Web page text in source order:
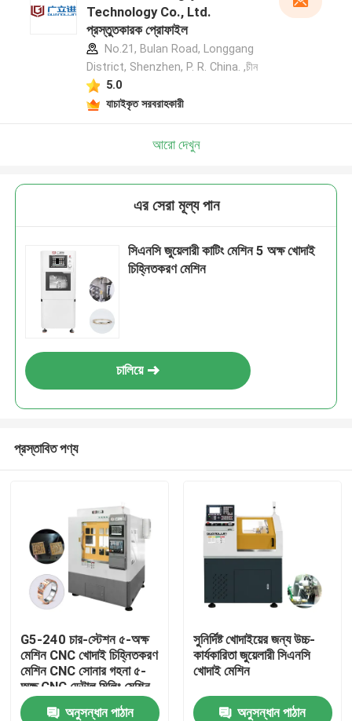
Technology Co., Ltd.
প্রস্তুতকারক প্রোফাইল
No.21, Bulan Road, Longgang
District, Shenzhen, P. R. China. ,চীন
5.0
যাচাইকৃত সরবরাহকারী
আরো দেখুন
এর সেরা মূল্য পান
সিএনসি জুয়েলারী কাটিং মেশিন 5 অক্ষ খোদাই
চিহ্নিতকরণ মেশিন
চালিয়ে
প্রস্তাবিত পণ্য
G5-240 চার-স্টেশন ৫-অক্ষ
মেশিন CNC খোদাই চিহ্নিতকরণ
মেশিন CNC সোনার গহনা ৫-
অক্ষ CNC ডেন্টাল মিলিং মেশিন
বিক্রয়ের জন্য
অনুসন্ধান পাঠান
সুনির্দিষ্ট খোদাইয়ের জন্য উচ্চ-
কার্যকারিতা জুয়েলারী সিএনসি
খোদাই মেশিন
অনুসন্ধান পাঠান